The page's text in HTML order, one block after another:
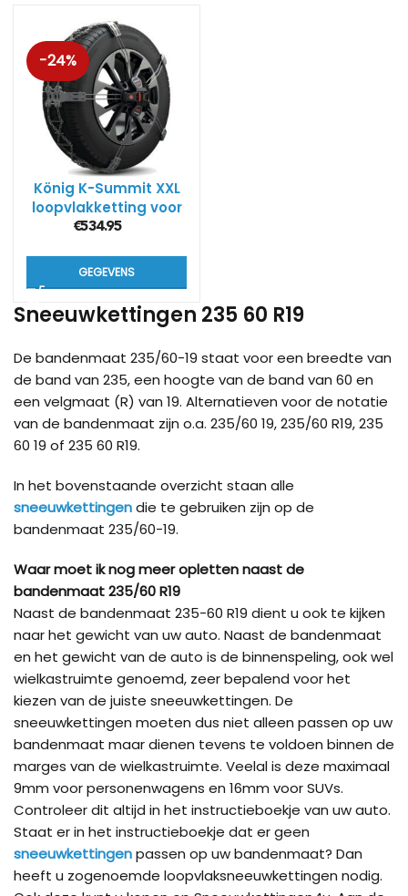
-24%
König K-Summit XXL
loopvlakketting voor
SUV’s
€534.95
GEGEVENS
Sneeuwkettingen 235 60 R19
De bandenmaat 235/60-19 staat voor een breedte van
de band van 235, een hoogte van de band van 60 en
een velgmaat (R) van 19. Alternatieven voor de notatie
van de bandenmaat zijn o.a. 235/60 19, 235/60 R19, 235
60 19 of 235 60 R19.
In het bovenstaande overzicht staan alle
sneeuwkettingendie te gebruiken zijn op de
bandenmaat 235/60-19.
Waar moet ik nog meer opletten naast de
bandenmaat 235/60 R19
Naast de bandenmaat 235-60 R19 dient u ook te kijken
naar het gewicht van uw auto. Naast de bandenmaat
en het gewicht van de auto is de binnenspeling, ook wel
wielkastruimte genoemd, zeer bepalend voor het
kiezen van de juiste sneeuwkettingen. De
sneeuwkettingen moeten dus niet alleen passen op uw
bandenmaat maar dienen tevens te voldoen binnen de
marges van de wielkastruimte. Veelal is deze maximaal
9mm voor personenwagens en 16mm voor SUVs.
Controleer dit altijd in het instructieboekje van uw auto.
Staat er in het instructieboekje dat er geen
sneeuwkettingenpassen op uw bandenmaat? Dan
heeft u zogenoemde loopvlaksneeuwkettingen nodig.